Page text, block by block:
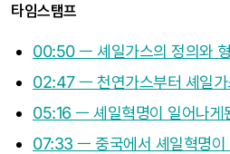
타임스탬프
00:50 ㅡ 셰일가스의 정의와
02:47 ㅡ 천연가스부터 셰일가
05:16 ㅡ 셰일혁명이 일어나게
07:33 ㅡ 중국에서 셰일혁명